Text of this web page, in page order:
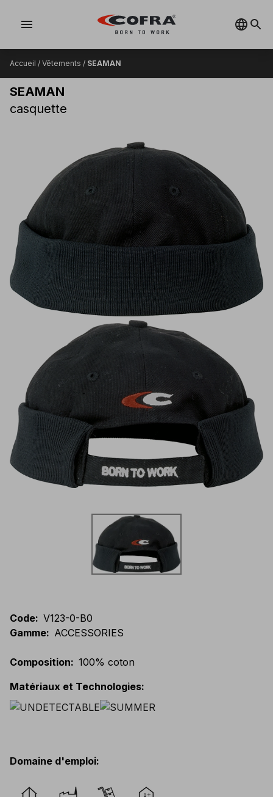
menu
Accueil / Vêtements / SEAMAN
SEAMAN
casquette
Code: V123-0-B0
Gamme: ACCESSORIES
Composition: 100% coton
Matériaux et Technologies:
Domaine d'emploi: